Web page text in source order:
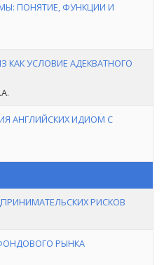
ПОНЯТИЕ, ФУНКЦИИ И
КАК УСЛОВИЕ АДЕКВАТНОГО
АНГЛИЙСКИХ ИДИОМ С
РИСКОВ
РЫНКА